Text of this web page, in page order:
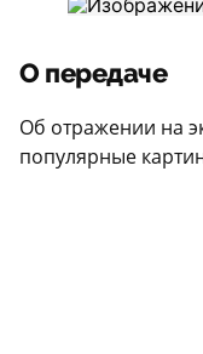
О передаче
Об отражении на
популярные